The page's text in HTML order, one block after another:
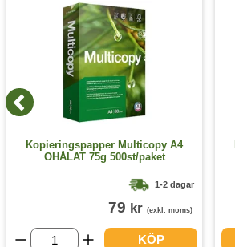
Kopieringspapper Multicopy A4
OHÅLAT 75g 500st/paket
1-2 dagar
79 kr (exkl. moms)
KÖP